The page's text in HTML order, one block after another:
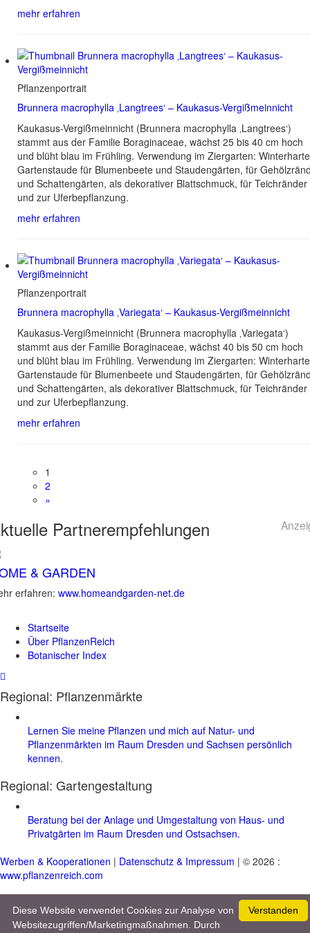
mehr erfahren
Pflanzenportrait
Brunnera macrophylla ‚Langtrees‘ – Kaukasus-Vergißmeinnicht
Kaukasus-Vergißmeinnicht (Brunnera macrophylla ‚Langtrees‘)
stammt aus der Familie Boraginaceae, wächst 25 bis 40 cm hoch
und blüht blau im Frühling. Verwendung im Ziergarten: Winterharte
Gartenstaude für Blumenbeete und Staudengärten, für
und Schattengärten, als dekorativer Blattschmuck, für Teichränder
und zur Uferbepflanzung.
mehr erfahren
Pflanzenportrait
Brunnera macrophylla ‚Variegata‘ – Kaukasus-Vergißmeinnicht
Kaukasus-Vergißmeinnicht (Brunnera macrophylla ‚Variegata‘)
stammt aus der Familie Boraginaceae, wächst 40 bis 50 cm hoch
und blüht blau im Frühling. Verwendung im Ziergarten: Winterharte
Gartenstaude für Blumenbeete und Staudengärten, für
und Schattengärten, als dekorativer Blattschmuck, für Teichränder
und zur Uferbepflanzung.
mehr erfahren
1
2
»
Partnerempfehlungen
& GARDEN
erfahren: www.homeandgarden-net.de
Startseite
Über PflanzenReich
Botanischer Index
Regional: Pflanzenmärkte
Lernen Sie meine Pflanzen und mich auf Natur- und
Pflanzenmärkten im Raum Dresden und Sachsen persönlich
kennen.
Regional: Gartengestaltung
Beratung bei der Anlage und Umgestaltung von Haus- und
Privatgärten im Raum Dresden und Ostsachsen.
Werben & Kooperationen | Datenschutz & Impressum | © 2026 :
www.pflanzenreich.com
Verstanden
Diese Website verwendet Cookies zur Analyse von
Websitezugriffen/Marketingmaßnahmen. Durch